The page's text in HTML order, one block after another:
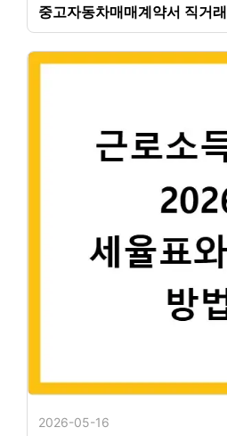
중고자동차매매계약서 직거
2026-05-16